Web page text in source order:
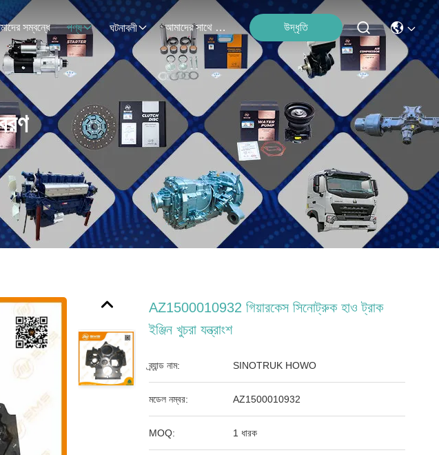
সম্বন্ধে পণ্য ঘটনাবলী আমাদের সাথে যোগাযোগ উদ্ধৃতি
AZ1500010932 গিয়ারকেস সিনোট্রুক হাও ট্রাক
ইঞ্জিন খুচরা যন্ত্রাংশ
ব্র্যান্ড নাম: SINOTRUK HOWO
মডেল নম্বর: AZ1500010932
MOQ: 1 ধারক